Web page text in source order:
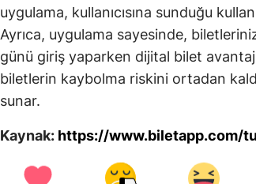
uygulama, kullanıcısına sunduğu
Ayrıca, uygulama sayesinde,
günü giriş yaparken dijital bilet
biletlerin kaybolma riskini ortadan
sunar.
Kaynak: https://www.biletapp.com/